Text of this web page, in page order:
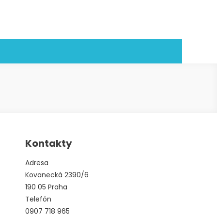
Kontakty
Adresa
Kovanecká 2390/6
190 05 Praha
Telefón
0907 718 965